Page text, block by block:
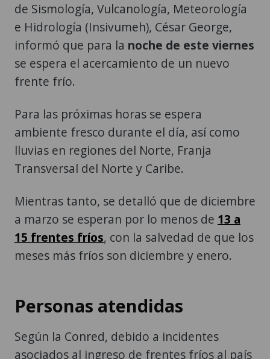
de Sismología, Vulcanología, Meteorología
e Hidrología (Insivumeh), César George,
informó que para la noche de este viernes
se espera el acercamiento de un nuevo
frente frío.
Para las próximas horas se espera
ambiente fresco durante el día, así como
lluvias en regiones del Norte, Franja
Transversal del Norte y Caribe.
Mientras tanto, se detalló que de diciembre
a marzo se esperan por lo menos de 13 a
15 frentes fríos, con la salvedad de que los
meses más fríos son diciembre y enero.
Personas atendidas
Según la Conred, debido a incidentes
asociados al ingreso de frentes fríos al país